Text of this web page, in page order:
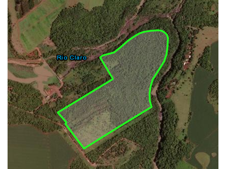
Terras
indígenas
(FUNAI)
UC Federal
UC Estaduais
UC
Municipais
Hidrografia
1:1.000.000
(ANA)
Biomas